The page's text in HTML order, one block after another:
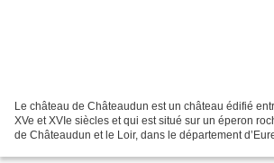
Le château de Châteaudun est un château édifié
XVe et XVIe siècles et qui est situé sur un éperon
de Châteaudun et le Loir, dans le département